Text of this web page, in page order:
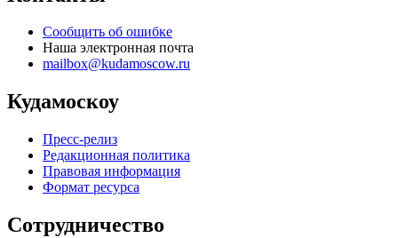
Сообщить об ошибке
Наша электронная почта
mailbox@kudamoscow.ru
Кудамоскоу
Пресс-релиз
Редакционная политика
Правовая информация
Формат ресурса
Сотрудничество